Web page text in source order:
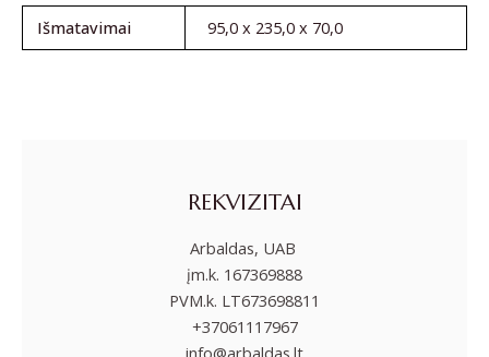
Išmatavimai 95,0 x 235,0 x 70,0
REKVIZITAI
Arbaldas, UAB
įm.k. 167369888
PVM.k. LT673698811
+37061117967